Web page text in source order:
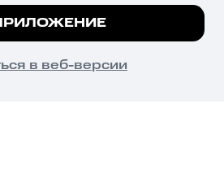
аналогов причиняет вред здоровью,
и влечёт установленную
чтобы на сайте все
ПОНЯТНО
в веб-версии